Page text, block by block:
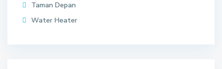
Taman Depan
Water Heater